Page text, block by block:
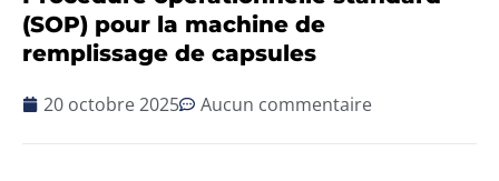
(SOP) pour la machine de
remplissage de capsules
20 octobre 2025 Aucun commentaire